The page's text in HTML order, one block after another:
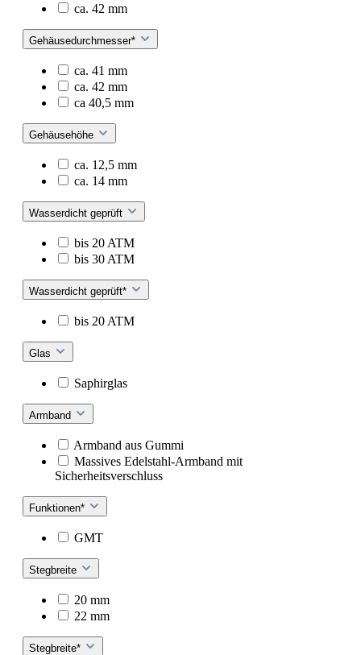
ca. 42 mm
Gehäusedurchmesser*
ca. 41 mm
ca. 42 mm
ca 40,5 mm
Gehäusehöhe
ca. 12,5 mm
ca. 14 mm
Wasserdicht geprüft
bis 20 ATM
bis 30 ATM
Wasserdicht geprüft*
bis 20 ATM
Glas
Saphirglas
Armband
Armband aus Gummi
Massives Edelstahl-Armband mit
Sicherheitsverschluss
Funktionen*
GMT
Stegbreite
20 mm
22 mm
Stegbreite*